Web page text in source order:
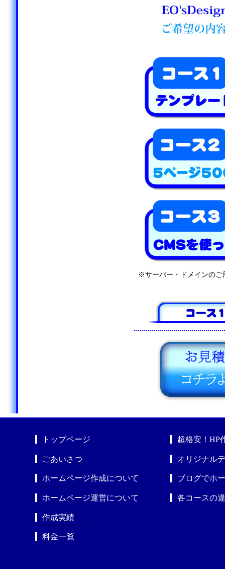
※サーバー・ドメインのご
トップページ
ごあいさつ
ホームページ作成について
ホームページ運営について
作成実績
料金一覧
超格安！HP
オリジナル
ブログでホ
各コースの